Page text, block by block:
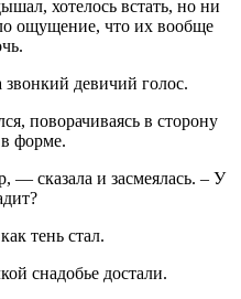
хотелось встать, но ни
ощущение, что их вообще
девичий голос.
поворачиваясь в сторону
форме.
сказала и засмеялась. – У
тень стал.
снадобье достали.